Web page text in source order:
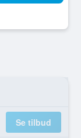
Se tilbud